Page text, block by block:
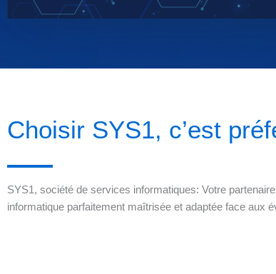
Choisir SYS1, c’est
SYS1, société de services informatiques: Votre
informatique parfaitement maîtrisée et adaptée face aux